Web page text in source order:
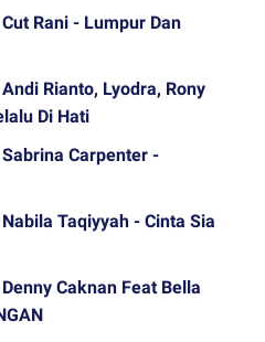
Rani - Lumpur Dan
Rianto, Lyodra, Rony
Di Hati
Carpenter -
Taqiyyah - Cinta Sia
Caknan Feat Bella